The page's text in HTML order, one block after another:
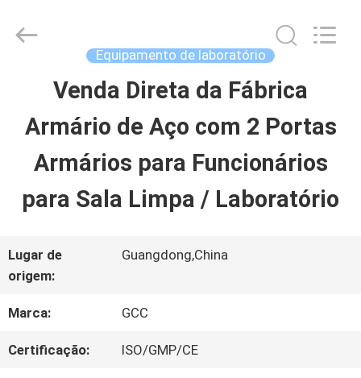
INÍCIO
PRODUTOS
VÍDEOS
SOBRE
NÓS
Cleanroom
Reserved.
Equipamento de laboratório
Venda Direta da Fábrica
Armário de Aço com 2 Portas
Armários para Funcionários
para Sala Limpa / Laboratório
Lugar de
origem:
Guangdong,China
Marca: GCC
Certificação: ISO/GMP/CE